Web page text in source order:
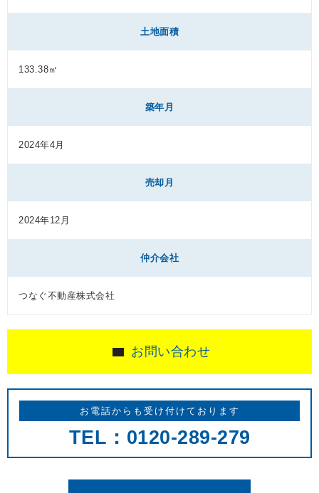
土地面積
133.38㎡
築年月
2024年4月
売却月
2024年12月
仲介会社
つなぐ不動産株式会社
お問い合わせ
お電話からも受け付けております
TEL：0120-289-279